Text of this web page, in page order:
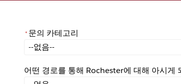
* 문의 카테고리
문의 카테고리
어떤 경로를 통해 Rochester에 대해 아시게
어떤 경로를 통해 Rochester에 대해 아시게